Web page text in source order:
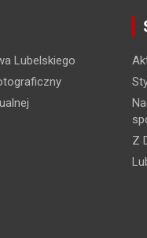
Lubelskiego
Z